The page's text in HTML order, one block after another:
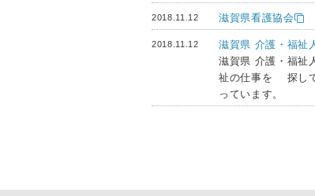
2018.11.12 滋賀県看護協会
2018.11.12
滋賀県 介護・福祉
滋賀県 介護・福祉
祉の仕事を 探して
っています。